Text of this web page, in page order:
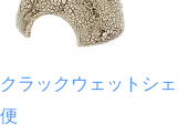
クラックウェット
便